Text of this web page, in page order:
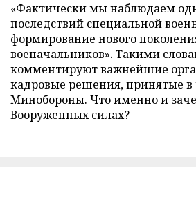
«Фактически мы наблюдаем
последствий специальной
формирование нового
военачальников». Такими
комментируют важнейшие
кадровые решения, принятые в
Минобороны. Что именно и
Вооруженных силах?